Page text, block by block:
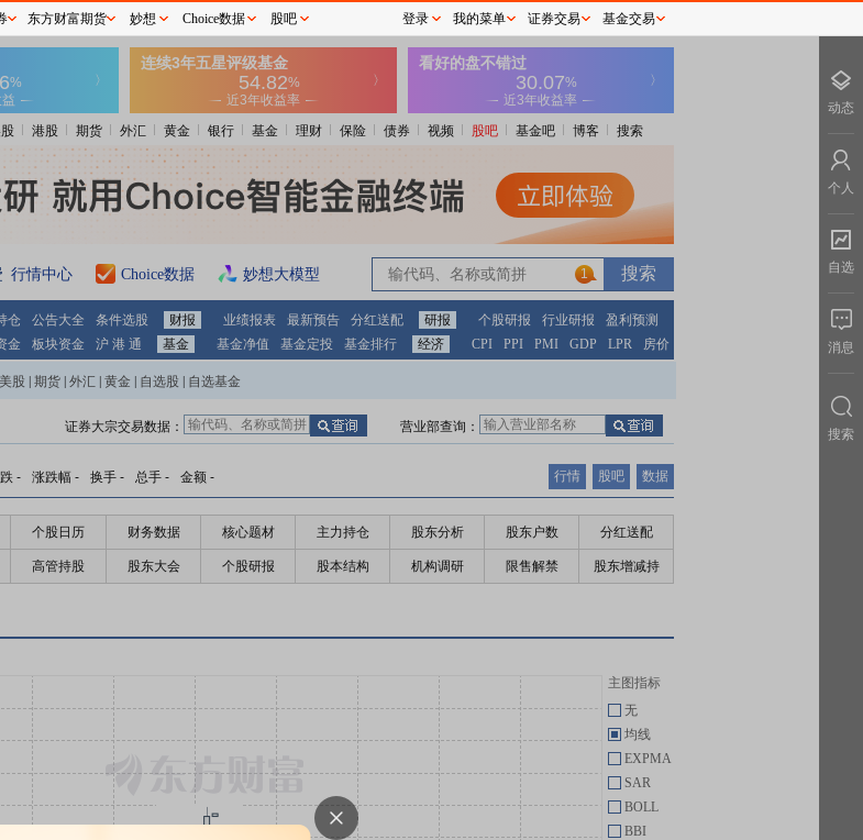
港股 期货 外汇 黄金 银行 基金 理财 保险 债券 视频 股吧 基金吧 博客 搜索
行情中心 Choice数据 妙想大模型 1
仓 公告大全 条件选股 财报 业绩报表 最新预告 分红送配 研报 个股研报 行业研报
盈利预测
金 板块资金 沪 港 通 基金 基金净值 基金定投 基金排行 经济 CPI PPI PMI GDP LPR 房价
美股 期货 外汇 黄金 自选股 自选基金
营业部查询：
证券大宗交易数据：
- 涨跌幅 - 换手 - 总手 - 金额 - 行情 股吧 数据
个股日历 财务数据 核心题材 主力持仓 股东分析 股东户数 分红送配
高管持股 股东大会 个股研报 股本结构 机构调研 限售解禁 股东增减持
主图指标
无
均线
EXPMA
SAR
BOLL
BBI
东方财富期货 妙想 Choice数据 股吧 登录 我的菜单 证券交易 基金交易
动态
个人
自选
消息
搜索